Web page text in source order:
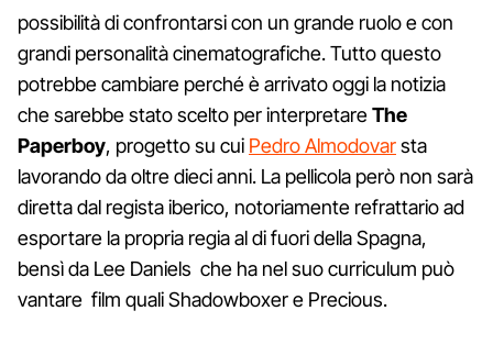
possibilità di confrontarsi con un grande ruolo e con
grandi personalità cinematografiche. Tutto questo
potrebbe cambiare perché è arrivato oggi la notizia
che sarebbe stato scelto per interpretareThe
Paperboy, progetto su cui Pedro Almodovarsta
lavorando da oltre dieci anni. La pellicola però non sarà
diretta dal regista iberico, notoriamente refrattario ad
esportare la propria regia al di fuori della Spagna,
bensì da Lee Daniels che ha nel suo curriculum può
vantare film quali Shadowboxer e Precious.